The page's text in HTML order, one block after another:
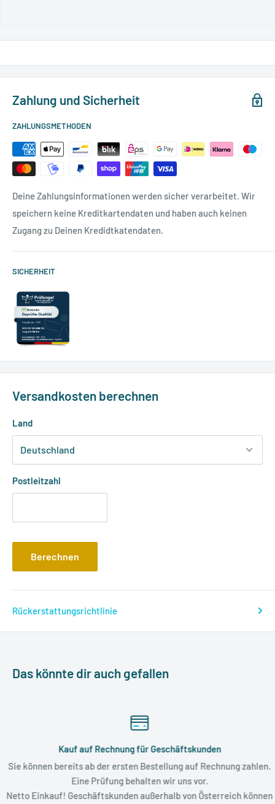
Zahlung und Sicherheit
ZAHLUNGSMETHODEN
Deine Zahlungsinformationen werden sicher verarbeitet. Wir
speichern keine Kreditkartendaten und haben auch keinen
Zugang zu Deinen Kredidtkatendaten.
SICHERHEIT
Versandkosten berechnen
Land
Postleitzahl
Berechnen
Rückerstattungsrichtlinie
Das könnte dir auch gefallen
Kauf auf Rechnung für Geschäftskunden
Sie können bereits ab der ersten Bestellung auf Rechnung zahlen.
Eine Prüfung behalten wir uns vor.
Netto Einkauf! Geschäftskunden außerhalb von Österreich können